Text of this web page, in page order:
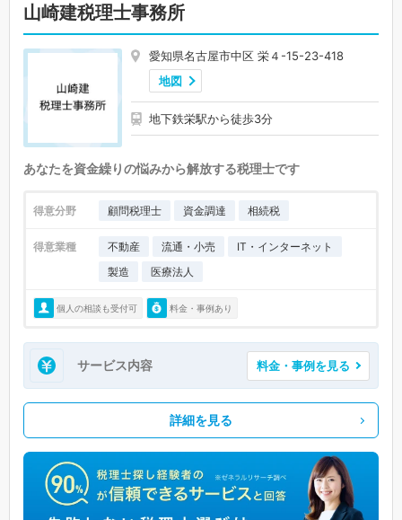
山崎建税理士事務所
愛知県名古屋市中区 栄４-15-23-418
地図
地下鉄栄駅から徒歩3分
あなたを資金繰りの悩みから解放する税理士です
得意分野 顧問税理士 資金調達 相続税
得意業種 不動産 流通・小売
IT・インターネット
製造
医療法人
個人の相談も受付可 料金・事例あり
サービス内容 料金・事例を見る
詳細を見る